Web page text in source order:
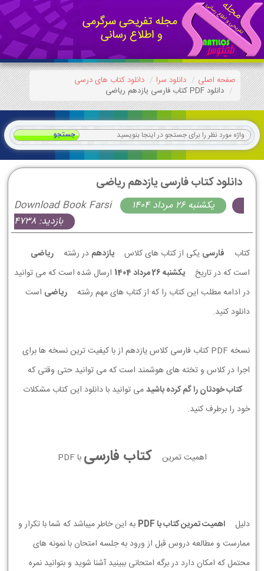
صفحه اصلی دانلود سرا
دانلود کتاب های درسی
دانلود PDF کتاب فارسی یازدهم ریاضی
دانلود کتاب فارسی یازدهم ریاضی
Download Book Farsi
يكشنبه 26 مرداد 1404
بازدید: 4738
کتاب فارسی یکی از کتاب های کلاس یازدهم در رشته
ریاضی
است که در تاریخ
يكشنبه 26 مرداد 1404
ارسال شده است که می توانید
در ادامه مطلب این کتاب را که از کتاب های مهم رشته
ریاضی است
دانلود کنید.
نسخه PDF کتاب فارسی کلاس یازدهم از با کیفیت ترین نسخه ها برای
اجرا در کلاس و تخته های هوشمند است که می توانید حتی وقتی که
کتاب خودتان را گم کرده باشیدمی توانید با دانلود این کتاب مشکلات
خود را برطرف کنید.
اهمیت تمرین کتاب فارسی با PDF
دلیل اهمیت تمرین کتاب با PDF
به این خاطر میباشد که شما با تکرار و
ممارست و مطالعه دروس قبل از ورود به جلسه امتحان با نمونه های
محتمل که امکان دارد در برگه امتحانی ببینید آشنا شوید و بتوانید نمره